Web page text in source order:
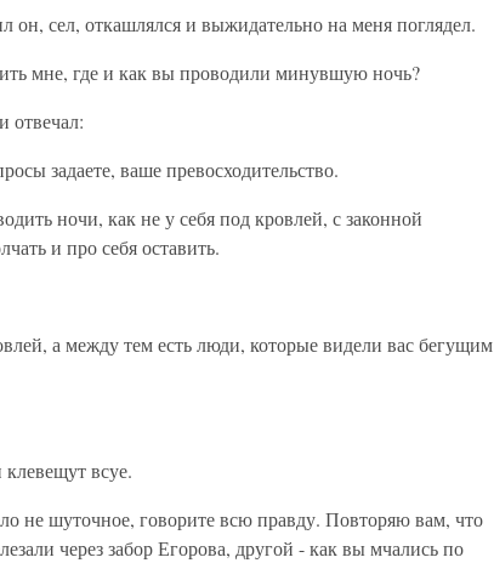
он, сел, откашлялся и выжидательно на меня поглядел.
мне, где и как вы проводили минувшую ночь?
отвечал:
задаете, ваше превосходительство.
ночи, как не у себя под кровлей, с законной
и про себя оставить.
а между тем есть люди, которые видели вас бегущим
всуе.
не шуточное, говорите всю правду. Повторяю вам, что
через забор Егорова, другой - как вы мчались по